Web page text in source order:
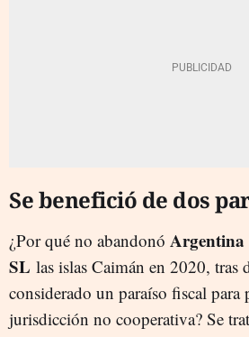
Se benefició de dos
¿Por qué no abandonó
SL las islas Caimán en 2020, tras
considerado un paraíso fiscal para
jurisdicción no cooperativa? Se